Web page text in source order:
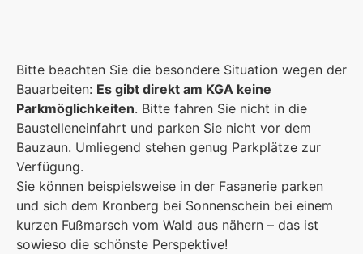
Es kommt auf jeden Einzelnen an, zusammen sind
wir eine starke Gemeinschaft.
Foto: KGA CC BY NC
Mehr erfahren
Bitte beachten Sie die besondere Situation wegen der
Bauarbeiten: Es gibt direkt am KGA keine
Parkmöglichkeiten. Bitte fahren Sie nicht in die
Baustelleneinfahrt und parken Sie nicht vor dem
Bauzaun. Umliegend stehen genug Parkplätze zur
Verfügung.
Sie können beispielsweise in der Fasanerie parken
und sich dem Kronberg bei Sonnenschein bei einem
kurzen Fußmarsch vom Wald aus nähern – das ist
sowieso die schönste Perspektive!